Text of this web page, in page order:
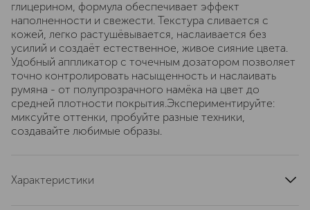
глицерином, формула обеспечивает эффект
наполненности и свежести. Текстура сливается с
кожей, легко растушёвывается, наслаивается без
усилий и создаёт естественное, живое сияние цвета.
Удобный аппликатор с точечным дозатором позволяет
точно контролировать насыщенность и наслаивать
румяна - от полупрозрачного намёка на цвет до
средней плотности покрытия.Экспериментируйте:
миксуйте оттенки, пробуйте разные техники,
создавайте любимые образы.
Характеристики